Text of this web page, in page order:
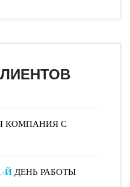
КОМПАНИЯ С
Й ДЕНЬ РАБОТЫ